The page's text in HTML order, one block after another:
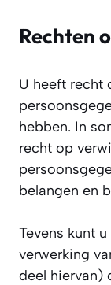
Rechten
U heeft recht
hebben. In
recht op
belangen en
Tevens kunt
verwerking
deel hiervan)